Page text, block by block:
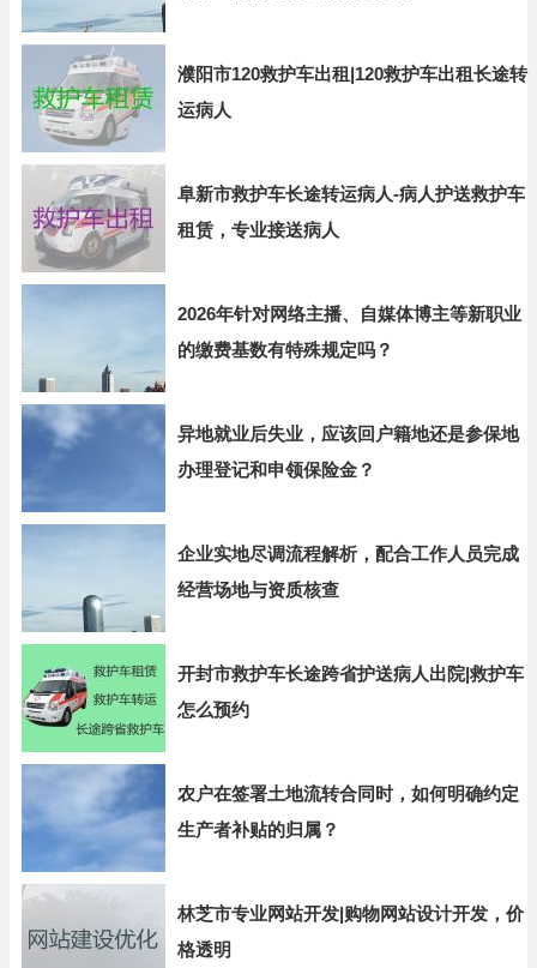
濮阳市120救护车出租|120救护车出租长途转
运病人
阜新市救护车长途转运病人-病人护送救护车
租赁，专业接送病人
2026年针对网络主播、自媒体博主等新职业
的缴费基数有特殊规定吗？
异地就业后失业，应该回户籍地还是参保地
办理登记和申领保险金？
企业实地尽调流程解析，配合工作人员完成
经营场地与资质核查
开封市救护车长途跨省护送病人出院|救护车
怎么预约
农户在签署土地流转合同时，如何明确约定
生产者补贴的归属？
林芝市专业网站开发|购物网站设计开发，价
格透明